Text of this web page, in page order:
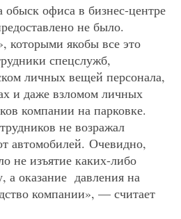
обыск офиса в бизнес-центре
не было.
которыми якобы все это
спецслужб,
личных вещей персонала,
и даже взломом личных
компании на парковке.
не возражал
автомобилей. Очевидно,
не изъятие каких-либо
а оказание давления на
компании», — считает